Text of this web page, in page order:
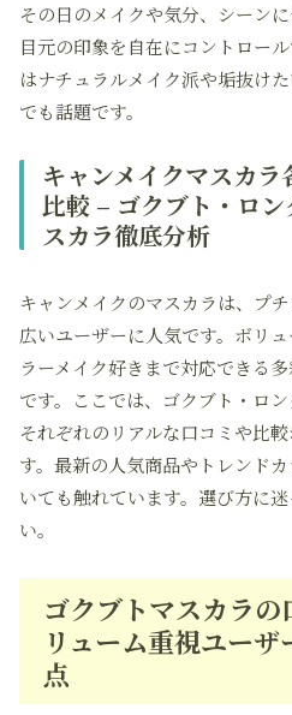
その日のメイクや気分、シーン
目元の印象を自在にコントロー
はナチュラルメイク派や垢抜け
でも話題です。
キャンメイクマスカラ
比較 – ゴクブト・ロ
スカラ徹底分析
キャンメイクのマスカラは、プ
広いユーザーに人気です。ボリ
ラーメイク好きまで対応できる
です。ここでは、ゴクブト・ロ
それぞれのリアルな口コミや比
す。最新の人気商品やトレンド
いても触れています。選び方に
い。
ゴクブトマスカラ
リューム重視ユー
点